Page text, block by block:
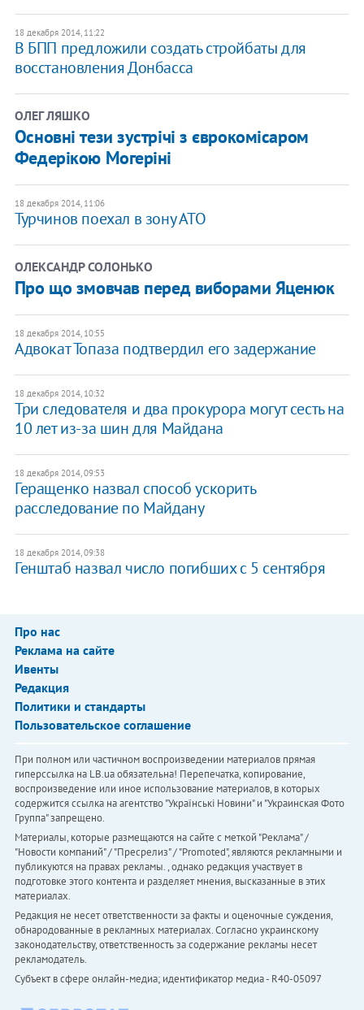
18 декабря 2014, 11:22
В БПП предложили создать стройбаты для
восстановления Донбасса
ОЛЕГ ЛЯШКО
Основні тези зустрічі з єврокомісаром
Федерікою Могеріні
18 декабря 2014, 11:06
Турчинов поехал в зону АТО
ОЛЕКСАНДР СОЛОНЬКО
Про що змовчав перед виборами Яценюк
18 декабря 2014, 10:55
Адвокат Топаза подтвердил его задержание
18 декабря 2014, 10:32
Три следователя и два прокурора могут сесть на
10 лет из-за шин для Майдана
18 декабря 2014, 09:53
Геращенко назвал способ ускорить
расследование по Майдану
18 декабря 2014, 09:38
Генштаб назвал число погибших с 5 сентября
Про нас
Реклама на сайте
Ивенты
Редакция
Политики и стандарты
Пользовательское соглашение
При полном или частичном воспроизведении материалов прямая
гиперссылка на LB.ua обязательна! Перепечатка, копирование,
воспроизведение или иное использование материалов, в которых
содержится ссылка на агентство "Українськi Новини" и "Украинская Фото
Группа" запрещено.
Материалы, которые размещаются на сайте с меткой "Реклама" /
"Новости компаний" / "Пресрелиз" / "Promoted", являются рекламными и
публикуются на правах рекламы. , однако редакция участвует в
подготовке этого контента и разделяет мнения, высказанные в этих
материалах.
Редакция не несет ответственности за факты и оценочные суждения,
обнародованные в рекламных материалах. Согласно украинскому
законодательству, ответственность за содержание рекламы несет
рекламодатель.
Субъект в сфере онлайн-медиа; идентификатор медиа - R40-05097